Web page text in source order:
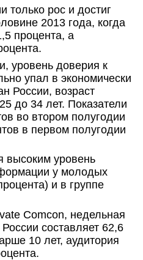
только рос и достиг
2013 года, когда
процента, а
уровень доверия к
упал в экономически
России, возраст
до 34 лет. Показатели
во втором полугодии
в первом полугодии
высоким уровень
ции у молодых
и в группе
Comcon, недельная
составляет 62,6
10 лет, аудитория